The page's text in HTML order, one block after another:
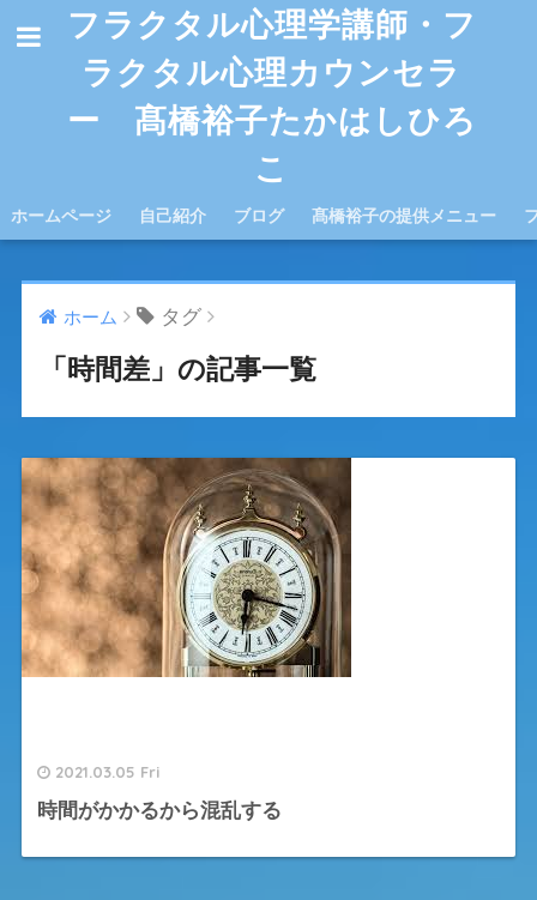
フラクタル心理学講師・フ
ラクタル心理カウンセラ
ー 髙橋裕子たかはしひろ
こ
ホームページ 自己紹介 ブログ 髙橋裕子の提供メニュー
ホーム タグ
「時間差」の記事一覧
2021.03.05 Fri
時間がかかるから混乱する